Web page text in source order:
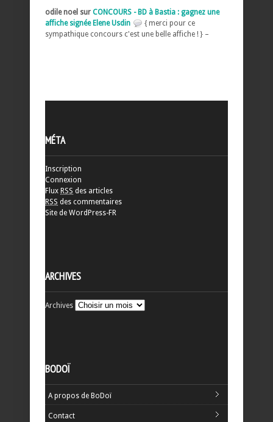
odile noel sur CONCOURS - BD à Bastia : gagnez une
affiche signée Elene Usdin
{ merci pour ce
sympathique concours c'est une belle affiche ! } –
MÉTA
Inscription
Connexion
Flux RSS des articles
RSS des commentaires
Site de WordPress-FR
ARCHIVES
Archives
BODOÏ
A propos de BoDoï
Contact